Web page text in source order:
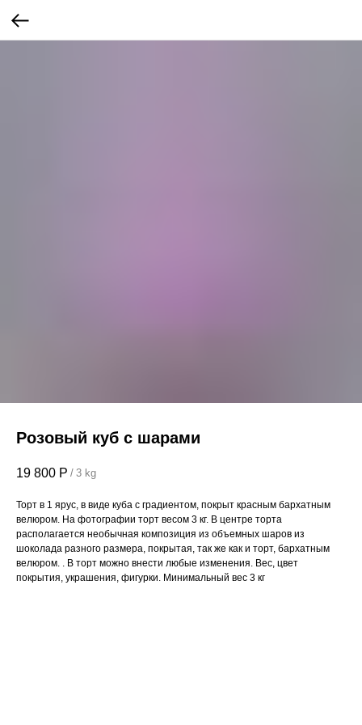
Розовый куб с шарами
19 800 Р / 3 kg
Торт в 1 ярус, в виде куба с градиентом, покрыт красным бархатным
велюром. На фотографии торт весом 3 кг. В центре торта
располагается необычная композиция из объемных шаров из
шоколада разного размера, покрытая, так же как и торт, бархатным
велюром. . В торт можно внести любые изменения. Вес, цвет
покрытия, украшения, фигурки. Минимальный вес 3 кг